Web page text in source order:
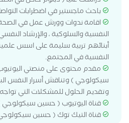
باحث ماجستير في اضطرابات
اقامة ندوات وورش عمل في الصحة
النفسية والسلوكية ، والإرشاد
أبنائهم تربية سليمة على اسس
النفسية في المجتمع.
مقدم محتوى على منصتي
سيكولوجي ) وتناقش أسرار النفس
وتقديم الحلول للمشكلات التي تواجه
قناة اليوتيوب ( حسين سيكولوجي
قناة التيك توك ( حسين